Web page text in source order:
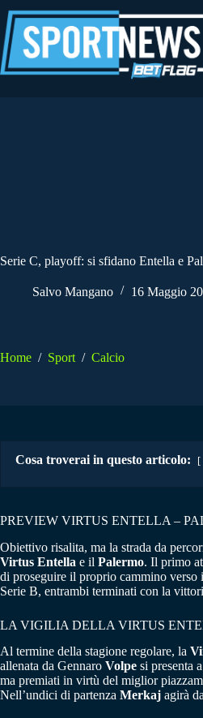
al
contenuto
Serie C, playoff: si sfidano Entella e
Salvo Mangano 16 Maggio
Home / Sport / Calcio
Cosa troverai in questo articolo:
PREVIEW VIRTUS ENTELLA –
Obiettivo risalita, ma la strada da
Virtus Entella e il Palermo. Il primo
di proseguire il proprio cammino verso
Serie B, entrambi terminati con la
LA VIGILIA DELLA VIRTUS
Al termine della stagione regolare, la
allenata da Gennaro Volpe si presenta
ma premiati in virtù del miglior
Nell’undici di partenza Merkaj agirà